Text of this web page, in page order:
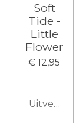
Soft
Tide -
Little
Flower
€ 12,95
Uitverkocht